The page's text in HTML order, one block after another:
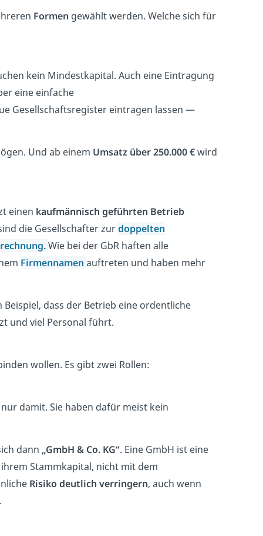
Formen gewählt werden. Welche sich für
kein Mindestkapital. Auch eine Eintragung
eine einfache
Gesellschaftsregister eintragen lassen —
Und ab einem Umsatz über 250.000 €wird
einen kaufmännisch geführten Betrieb
die Gesellschafter zurdoppelten
Wie bei der GbR haften alle
Firmennamen auftreten und haben mehr
dass der Betrieb eine ordentliche
und viel Personal führt.
wollen. Es gibt zwei Rollen:
damit. Sie haben dafür meist kein
dann „GmbH & Co. KG“. Eine GmbH ist eine
Stammkapital, nicht mit dem
Risiko deutlich verringern, auch wenn